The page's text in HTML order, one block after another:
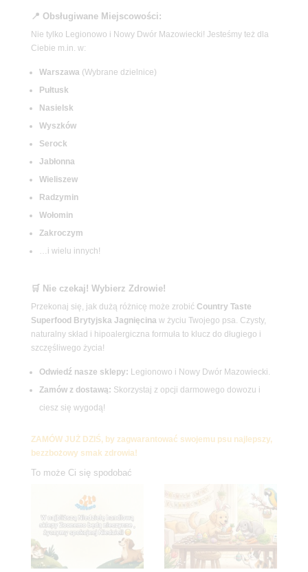
📍 Obsługiwane Miejscowości:
Nie tylko Legionowo i Nowy Dwór Mazowiecki! Jesteśmy też dla
Ciebie m.in. w:
Warszawa(Wybrane dzielnice)
Pułtusk
Nasielsk
Wyszków
Serock
Jabłonna
Wieliszew
Radzymin
Wołomin
Zakroczym
…i wielu innych!
🛒 Nie czekaj! Wybierz Zdrowie!
Przekonaj się, jak dużą różnicę może zrobić Country Taste
Superfood Brytyjska Jagnięcinaw życiu Twojego psa. Czysty,
naturalny skład i hipoalergiczna formuła to klucz do długiego i
szczęśliwego życia!
Odwiedź nasze sklepy: Legionowo i Nowy Dwór Mazowiecki.
Zamów z dostawą: Skorzystaj z opcji darmowego dowozu i
ciesz się wygodą!
ZAMÓW JUŻ DZIŚ, by zagwarantować swojemu psu najlepszy,
bezzbożowy smak zdrowia!
To może Ci się spodobać